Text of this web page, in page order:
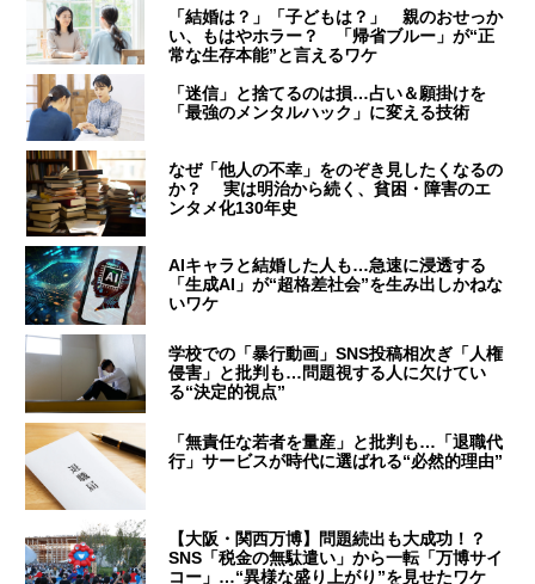
「結婚は？」「子どもは？」 親のおせっか
い、もはやホラー？ 「帰省ブルー」が“正
常な生存本能”と言えるワケ
「迷信」と捨てるのは損…占い＆願掛けを
「最強のメンタルハック」に変える技術
なぜ「他人の不幸」をのぞき見したくなるの
か？ 実は明治から続く、貧困・障害のエ
ンタメ化130年史
AIキャラと結婚した人も…急速に浸透する
「生成AI」が“超格差社会”を生み出しかねな
いワケ
学校での「暴行動画」SNS投稿相次ぎ「人権
侵害」と批判も…問題視する人に欠けてい
る“決定的視点”
「無責任な若者を量産」と批判も…「退職代
行」サービスが時代に選ばれる“必然的理由”
【大阪・関西万博】問題続出も大成功！？
SNS「税金の無駄遣い」から一転「万博サイ
コー」…“異様な盛り上がり”を見せたワケ